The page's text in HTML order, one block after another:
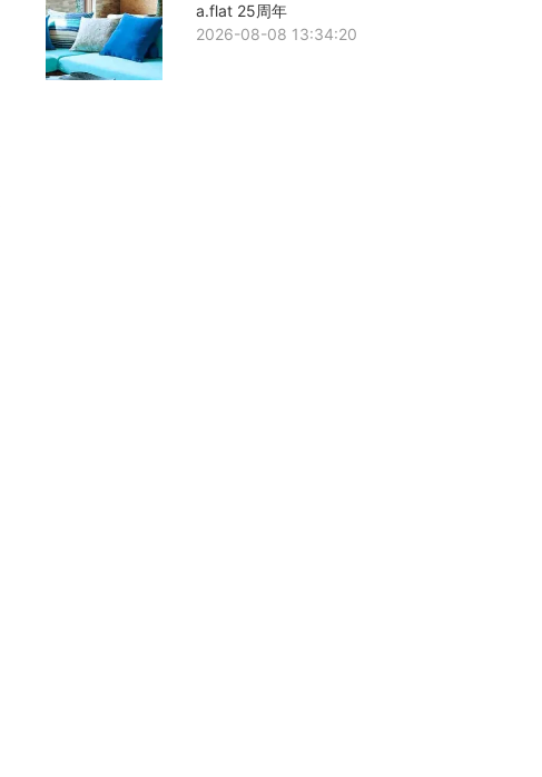
a.flat 25周年
2026-08-08 13:34:20